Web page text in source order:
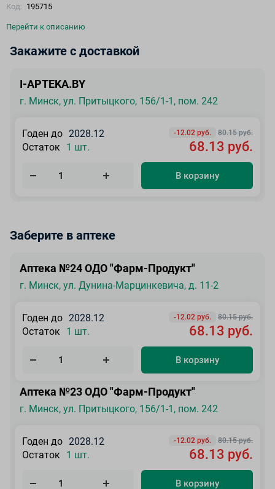
Код: 195715
Перейти к описанию
Закажите с доставкой
I-APTEKA.BY
г. Минск, ул. Притыцкого, 156/1-1, пом. 242
Годен до 2028.12
Остаток 1 шт. 68.13 руб.
-12.02 руб. 80.15 руб.
В корзину
Заберите в аптеке
Аптека №24 ОДО "Фарм-Продукт"
г. Минск, ул. Дунина-Марцинкевича, д. 11-2
Годен до 2028.12
Остаток 1 шт. 68.13 руб.
-12.02 руб. 80.15 руб.
В корзину
Аптека №23 ОДО "Фарм-Продукт"
г. Минск, ул. Притыцкого, 156/1-1, пом. 242
Годен до 2028.12
Остаток 1 шт. 68.13 руб.
-12.02 руб. 80.15 руб.
В корзину